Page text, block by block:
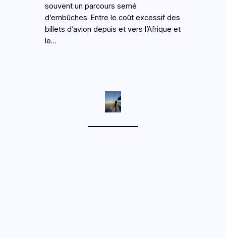
souvent un parcours semé
d’embûches. Entre le coût excessif des
billets d’avion depuis et vers l’Afrique et
le…